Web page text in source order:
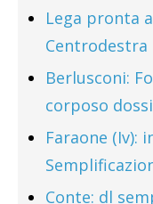
Lega pronta
Centrodestra
Berlusconi:
corposo
Faraone (Iv):
Conte: dl